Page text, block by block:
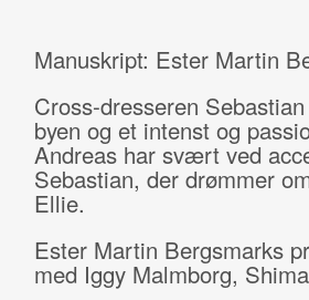
Manuskript: Ester Martin
Cross-dresseren
byen og et intenst og
Andreas har svært ved
Sebastian, der drømmer
Ellie.
Ester Martin Bergsmarks
med Iggy Malmborg,